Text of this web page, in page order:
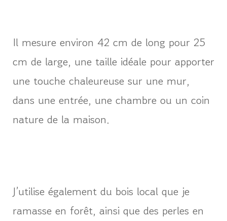
Il mesure environ 42 cm de long pour 25
cm de large, une taille idéale pour apporter
une touche chaleureuse sur une mur,
dans une entrée, une chambre ou un coin
nature de la maison.
J’utilise également du bois local que je
ramasse en forêt, ainsi que des perles en